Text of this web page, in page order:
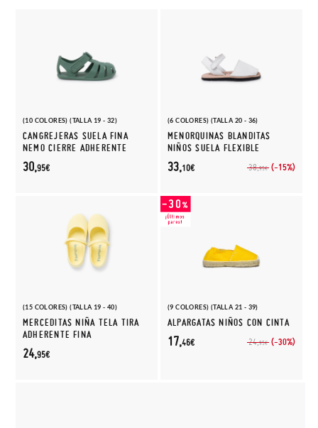
(10 COLORES) (TALLA 19 - 32)
CANGREJERAS SUELA FINA
NEMO CIERRE ADHERENTE
30,95€
(6 COLORES) (TALLA 20 - 36)
MENORQUINAS BLANDITAS
NIÑOS SUELA FLEXIBLE
38,95€ (-15%)
33,10€
(15 COLORES) (TALLA 19 - 40)
MERCEDITAS NIÑA TELA TIRA
ADHERENTE FINA
24,95€
(9 COLORES) (TALLA 21 - 39)
ALPARGATAS NIÑOS CON CINTA
24,95€ (-30%)
17,46€